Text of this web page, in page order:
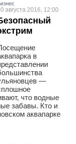
августа 2016, 12:00
в
—
что водные
забавы. Кто и
аквапарке